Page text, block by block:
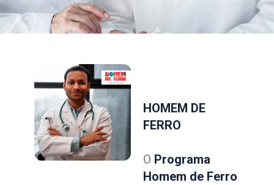
HOMEM DE
FERRO
O Programa
Homem de Ferro